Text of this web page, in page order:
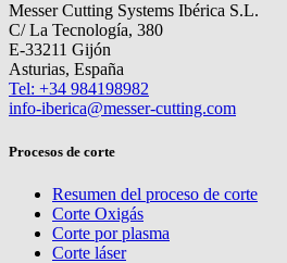
Messer Cutting Systems Ibérica S.L.
C/ La Tecnología, 380
E-33211 Gijón
Asturias, España
Tel: +34 984198982
info-iberica@messer-cutting.com
Procesos de corte
Resumen del proceso de corte
Corte Oxigás
Corte por plasma
Corte láser